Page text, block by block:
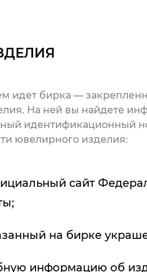
идет бирка —
На ней вы найдете
идентификационный
ювелирного изделия:
сайт
на бирке
информацию об